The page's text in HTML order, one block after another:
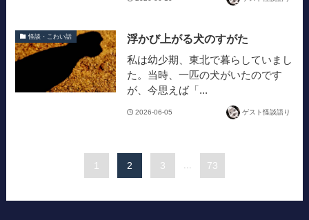
怪談・こわい話 浮かび上がる犬のすがた
私は幼少期、東北で暮らしていまし
た。当時、一匹の犬がいたのです
が、今思えば「...
2026-06-05 ゲスト怪談語り
1 2 3 ... 73